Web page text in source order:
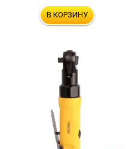
В КОРЗИНУ